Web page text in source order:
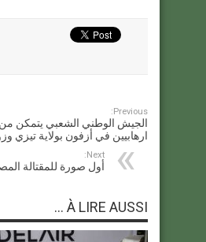
Previous:
ارهابيين في أزفون بولاية تيزي
Next:
أول صورة للمقتالة
À LIRE AUSSI ...